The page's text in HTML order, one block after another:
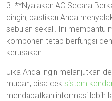
3. **Nyalakan AC Secara
dingin, pastikan Anda
sebulan sekali. Ini membantu
komponen tetap berfungsi
kerusakan.
Jika Anda ingin melanjutkan
mudah, bisa cek sistem
mendapatkan informasi lebih